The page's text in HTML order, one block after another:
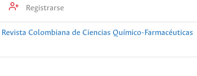
Registrarse
Revista Colombiana de Ciencias Químico-Farmacéuticas